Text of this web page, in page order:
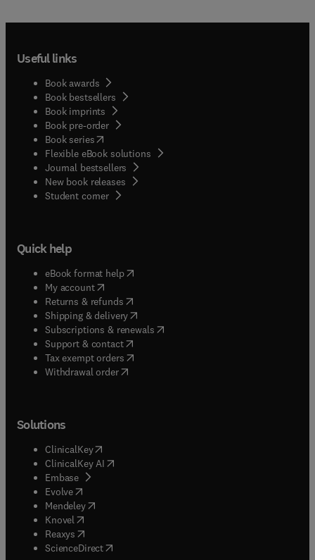
Useful links
Book awards
Book bestsellers
Book imprints
Book pre-order
Book series(opens in new tab/window
Flexible eBook solutions
Journal bestsellers
New book releases
Student corner( opens in new tab/window
Quick help
eBook format help( opens in new tab/window
My account( opens in new tab/window
Returns & refunds( opens in new tab/window
Shipping & delivery(opens in new tab/window
Subscriptions & renewals( opens in new tab/window
Support & contact( opens in new tab/window
Tax exempt orders( opens in new tab/window
Withdrawal order
Solutions
ClinicalKey(opens in new tab/window
ClinicalKey AI opens in new tab/window
Embase( opens in new tab/window
Evolve(opens in new tab/window
Mendeley( opens in new tab/window
Knovel (opens in new tab/window
Reaxys (opens in new tab/window
ScienceDirect(opens in new tab/window